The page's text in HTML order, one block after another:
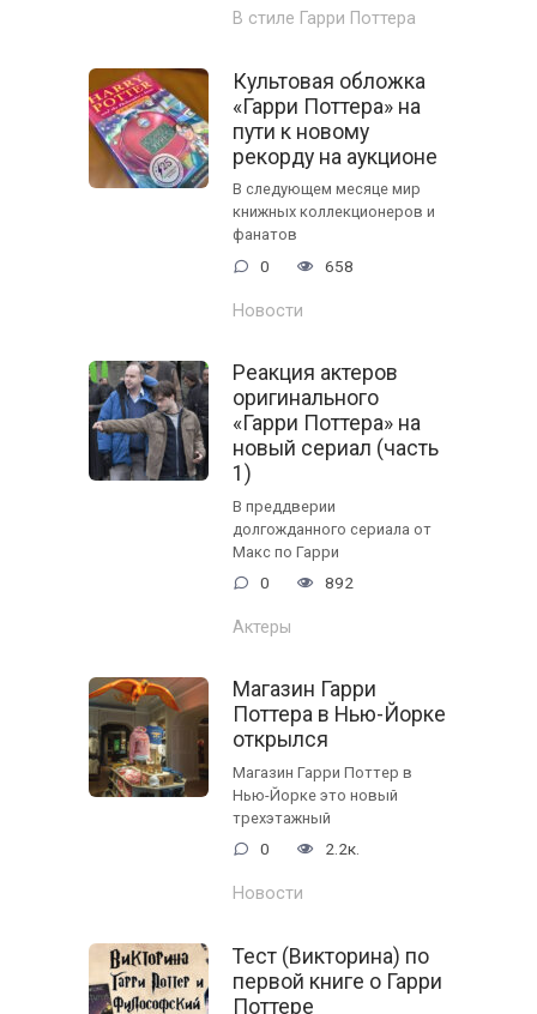
В стиле Гарри Поттера
Культовая обложка
«Гарри Поттера» на
пути к новому
рекорду на аукционе
В следующем месяце мир
книжных коллекционеров и
фанатов
0 658
Новости
Реакция актеров
оригинального
«Гарри Поттера» на
новый сериал (часть
1)
В преддверии
долгожданного сериала от
Макс по Гарри
0 892
Актеры
Магазин Гарри
Поттера в Нью-Йорке
открылся
Магазин Гарри Поттер в
Нью-Йорке это новый
трехэтажный
0 2.2к.
Новости
Тест (Викторина) по
первой книге о Гарри
Поттере